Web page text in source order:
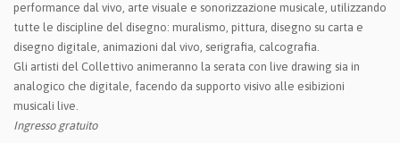
performance dal vivo, arte visuale e sonorizzazione musicale, utilizzando
tutte le discipline del disegno: muralismo, pittura, disegno su carta e
disegno digitale, animazioni dal vivo, serigrafia, calcografia.
Gli artisti del Collettivo animeranno la serata con live drawing sia in
analogico che digitale, facendo da supporto visivo alle esibizioni
musicali live.
Ingresso gratuito